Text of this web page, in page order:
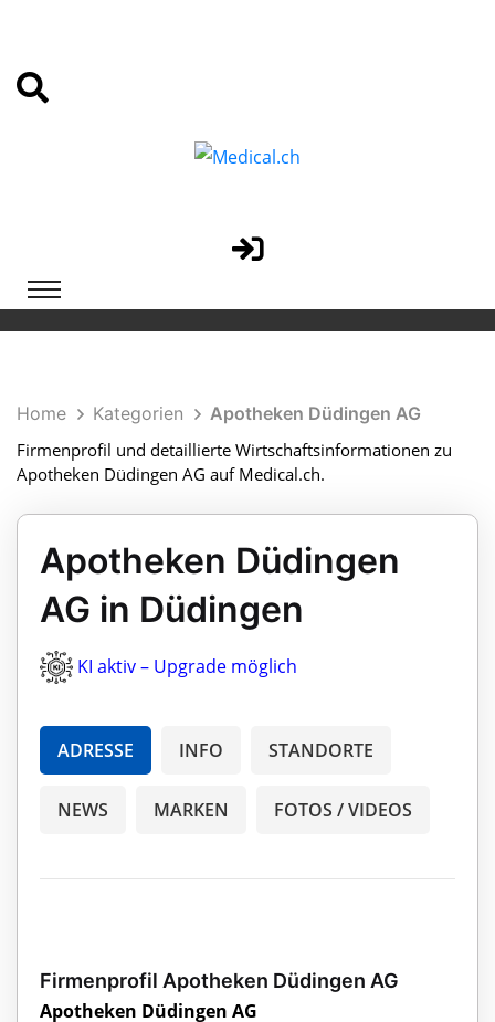
Home Kategorien
Apotheken Düdingen AG
Firmenprofil und detaillierte Wirtschaftsinformationen zu
Apotheken Düdingen AG auf Medical.ch.
Apotheken Düdingen
AG in Düdingen
KI aktiv – Upgrade möglich
ADRESSE INFO STANDORTE
NEWS MARKEN FOTOS / VIDEOS
Firmenprofil Apotheken Düdingen AG
Apotheken Düdingen AG